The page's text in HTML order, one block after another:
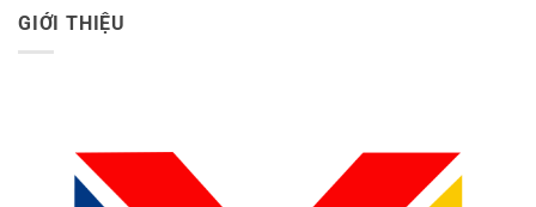
GIỚI THIỆU